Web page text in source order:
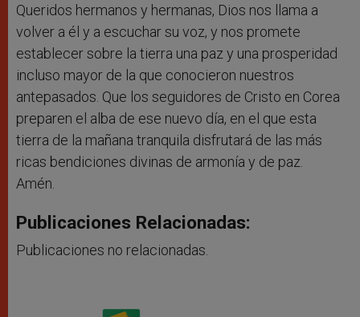
Queridos hermanos y hermanas, Dios nos llama a
volver a él y a escuchar su voz, y nos promete
establecer sobre la tierra una paz y una prosperidad
incluso mayor de la que conocieron nuestros
antepasados. Que los seguidores de Cristo en Corea
preparen el alba de ese nuevo día, en el que esta
tierra de la mañana tranquila disfrutará de las más
ricas bendiciones divinas de armonía y de paz.
Amén.
Publicaciones Relacionadas:
Publicaciones no relacionadas.